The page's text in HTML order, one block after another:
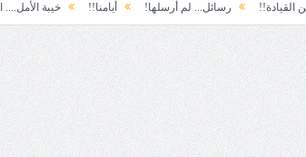
رسائل... لم أرسلها! أيامنا!! خيبة الأمل.... الأولى!